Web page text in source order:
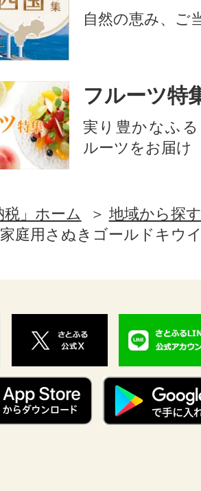
自然の恵み、ご
フルーツ特
実り豊かなふ
ルーツをお届け
税」ホーム
地域から探す
庭用さぬきゴールドキウ